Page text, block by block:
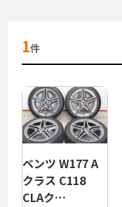
1件
ベンツ W177 A
クラス C118
CLAク…